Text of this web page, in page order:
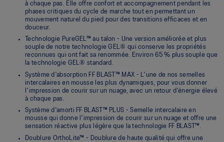
à chaque pas. Elle offre confort et accompagnement pendant les
phases critiques du cycle de marche tout en permettant un
mouvement naturel du pied pour des transitions efficaces et en
douceur.
Technologie PureGEL™ au talon - Une version améliorée et plus
souple de notre technologie GEL® qui conserve les propriétés
reconnues qui ont fait sa renommée. Environ 65 % plus souple que
la technologie GEL® standard.
Système d'absorption FF BLAST™ MAX - L'une de nos semelles
intercalaires en mousse les plus dynamiques, pour vous donner
l'impression de courir sur un nuage, avec un retour d'énergie élevé
à chaque pas.
Système d'amorti FF BLAST™ PLUS - Semelle intercalaire en
mousse qui donne l'impression de courir sur un nuage et offre une
sensation réactive plus légère que la technologie FF BLAST™.
Doublure OrthoLite™ - Doublure de haute qualité qui offre une